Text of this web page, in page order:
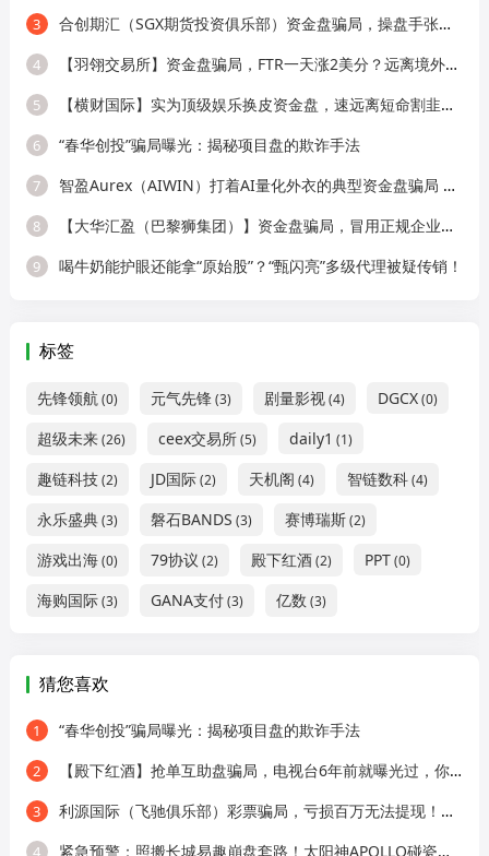
3 合创期汇（SGX期货投资俱乐部）资金盘骗局，操盘手张奕多次收割山东会员，看
4 【羽翎交易所】资金盘骗局，FTR一天涨2美分？远离境外园区杀猪盘！
5 【横财国际】实为顶级娱乐换皮资金盘，速远离短命割韭菜盘！
6 “春华创投”骗局曝光：揭秘项目盘的欺诈手法
7 智盈Aurex（AIWIN）打着AI量化外衣的典型资金盘骗局 刚开盘就单割
8 【大华汇盈（巴黎狮集团）】资金盘骗局，冒用正规企业名称，大量单割会员，
9 喝牛奶能护眼还能拿“原始股”？“甄闪亮”多级代理被疑传销！
标签
先锋领航(0) 元气先锋(3) 剧量影视(4) DGCX(0)
超级未来(26) ceex交易所(5) daily1 (1)
趣链科技(2) JD国际(2) 天机阁 (4) 智链数科(4)
永乐盛典(3) 磐石BANDS (3) 赛博瑞斯(2)
游戏出海(0) 79协议 (2) 殿下红酒(2) PPT(0)
海购国际(3) GANA支付(3) 亿数 (3)
猜您喜欢
1 “春华创投”骗局曝光：揭秘项目盘的欺诈手法
2 【殿下红酒】抢单互助盘骗局，电视台6年前就曝光过，你还往里冲？
3 利源国际（飞驰俱乐部）彩票骗局，亏损百万无法提现！资金盘跑路前兆显现！立即撤离！
4 紧急预警：照搬长城易趣崩盘套路！太阳神APOLLO碰瓷老牌企业，跑路前兆已出现